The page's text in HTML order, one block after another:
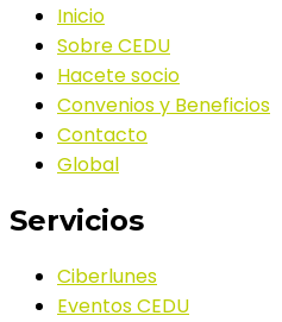
Inicio
Sobre CEDU
Hacete socio
Convenios y Beneficios
Contacto
Global
Servicios
Ciberlunes
Eventos CEDU